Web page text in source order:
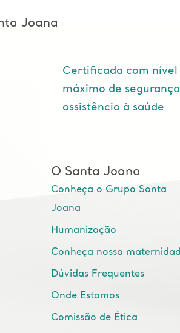
Joana
Certificada com nível
máximo de
assistência à saúde
O Santa Joana
Conheça o Grupo Santa
Joana
Humanização
Conheça nossa
Dúvidas Frequentes
Onde Estamos
Comissão de Ética